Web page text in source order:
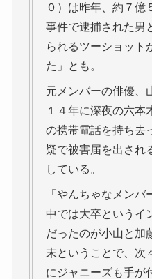
０）は昨年、約７億
事件で逮捕された男
られるツーショット
た」とも。
元メンバーの俳優、
１４年に深夜の六本
の携帯電話を持ち去
疑で被害届を出され
している。
「やんちゃなメン
中では大卒というイ
だったのが小山と加
末ということで、次
にジャニーズも手が